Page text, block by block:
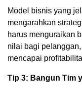
Model bisnis yang
mengarahkan
harus menguraikan
nilai bagi
mencapai
Tip 3: Bangun Tim